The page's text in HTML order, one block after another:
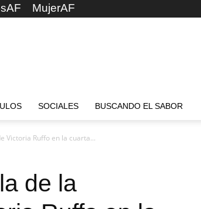
MujerAF
SOCIALES BUSCANDO EL SABOR
Victoria Ruffo en la cuarta...
de la